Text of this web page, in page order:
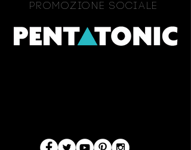
Promozione Sociale